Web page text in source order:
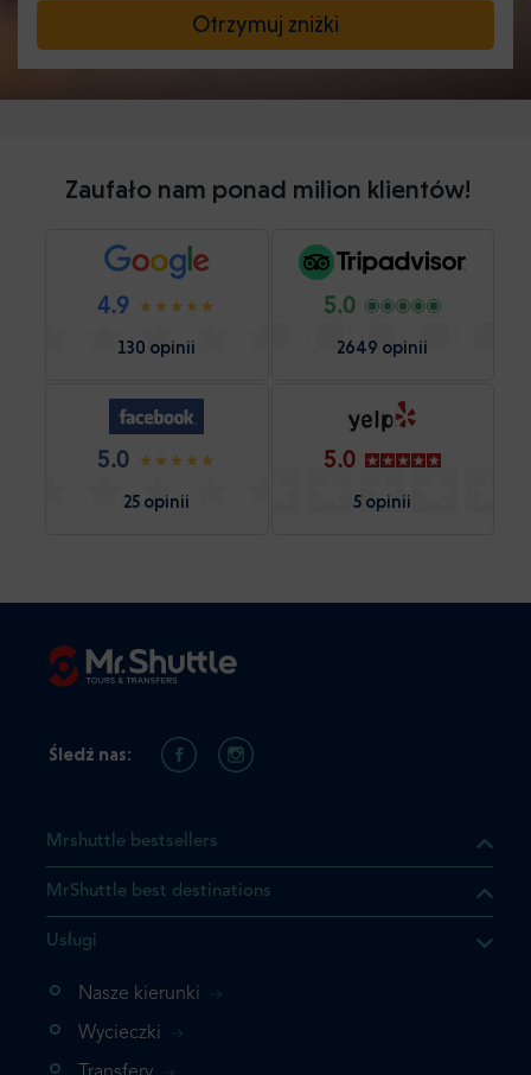
Otrzymuj zniżki
Zaufało nam ponad milion klientów!
4.9
130 opinii
5.0
2649 opinii
5.0
25 opinii
5.0
5 opinii
Mrshuttle bestsellers
MrShuttle best destinations
Usługi
Nasze kierunki
Wycieczki
Śledź nas: